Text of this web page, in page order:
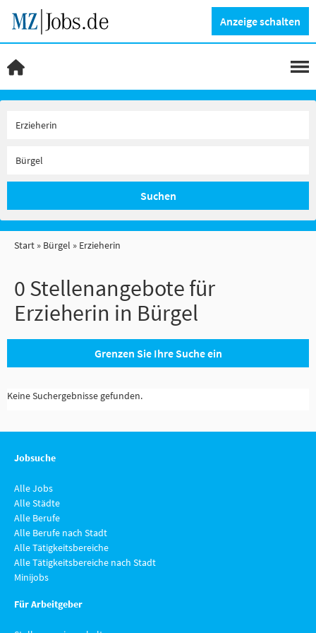
Anzeige schalten
Suchen
Start Bürgel Erzieherin
0 Stellenangebote für
Erzieherin in Bürgel
Grenzen Sie Ihre Suche ein
Keine Suchergebnisse gefunden.
Jobsuche
Alle Jobs
Alle Städte
Alle Berufe
Alle Berufe nach Stadt
Alle Tätigkeitsbereiche
Alle Tätigkeitsbereiche nach Stadt
Minijobs
Für Arbeitgeber